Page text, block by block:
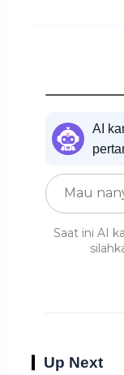
AI
Saat ini AI
Up Next